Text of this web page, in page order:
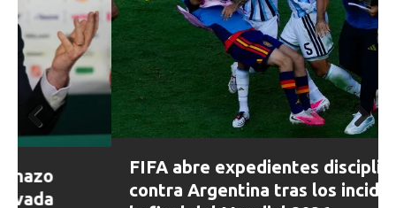
FIFA abre expedientes disciplinarios
contra Argentina tras los incidentes en
Prev